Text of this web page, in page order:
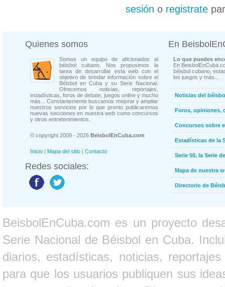
sesión o registrate
Quienes somos
Somos un equipo de aficionados al
béisbol cubano. Nos propusimos la
tarea de desarrollar esta web con el
objetivo de brindar información sobre el
Béisbol en Cuba y su Serie Nacional.
Ofrecemos noticias, reportajes,
estadísticas, foros de debate, juegos online y mucho
más... Constantemente buscamos mejorar y ampliar
nuestros servicios por lo que pronto publicaremos
nuevas secciones en nuestra web como concursos
y otros entretenimientos.
© copyright 2009 - 2026 BeisbolEnCuba.com
Inicio | Mapa del sitio | Contacto
Redes sociales:
En
Lo que puedes
En
béisbol cubano,
los juegos y más...
Noticias del
Foros, opiniones,
Concursos sobre
Estadísticas de la
Serie 50, la Serie
Mapa de nuestra
Directorio de
BeisbolEnCuba.com es un proyecto
Serie Nacional de Béisbol en Cuba.
diarios, estadísticas, noticias,
para que los usuarios publiquen sus